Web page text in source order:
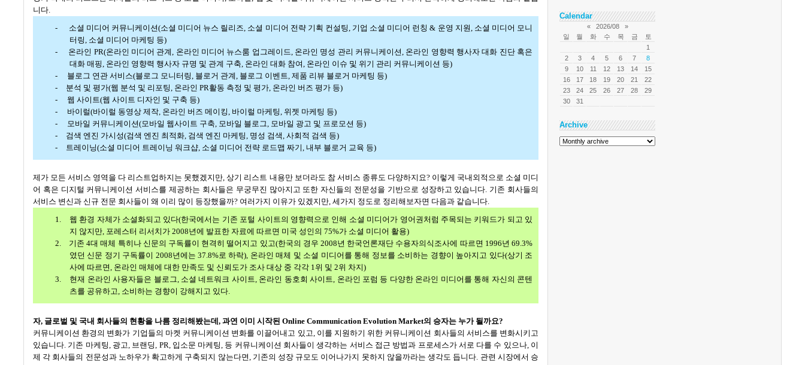
니다.
-
소셜 미디어 커뮤니케이션(소셜 미디어 뉴스 릴리즈, 소셜 미디어 전략 기획 컨설팅, 기업 소셜 미디어 런칭 & 운영 지원, 소셜 미디어 모니
터링, 소셜 미디어 마케팅 등)
-
온라인 PR(온라인 미디어 관계, 온라인 미디어 뉴스룸 업그레이드, 온라인 명성 관리 커뮤니케이션, 온라인 영향력 행사자 대화 진단 혹은
대화 매핑, 온라인 영향력 행사자 규명 및 관계 구축, 온라인 대화 참여, 온라인 이슈 및 위기 관리 커뮤니케이션 등)
-
블로그 연관 서비스(블로그 모니터링, 블로거 관계, 블로그 이벤트, 제품 리뷰 블로거 마케팅 등)
-
분석 및 평가(웹 분석 및 리포팅, 온라인 PR활동 측정 및 평가, 온라인 버즈 평가 등)
-
웹 사이트(웹 사이트 디자인 및 구축 등)
-
바이럴(바이럴 동영상 제작, 온라인 버즈 메이킹, 바이럴 마케팅, 위젯 마케팅 등)
-
모바일 커뮤니케이션(모바일 웹사이트 구축, 모바일 블로그, 모바일 광고 및 프로모션 등)
-
검색 엔진 가시성(검색 엔진 최적화, 검색 엔진 마케팅, 명성 검색, 사회적 검색 등)
-
트레이닝(소셜 미디어 트레이닝 워크샵, 소셜 미디어 전략 로드맵 짜기, 내부 블로거 교육 등)
제가 모든 서비스 영역을 다 리스트업하지는 못했겠지만,상기 리스트 내용만 보더라도 참 서비스 종류도 다양하지요? 이렇게 국내외적으로 소셜 미디
어 혹은 디지털 커뮤니케이션 서비스를 제공하는 회사들은 무궁무진 많아지고 또한 자신들의 전문성을 기반으로 성장하고 있습니다. 기존 회사들의
서비스 변신과 신규 전문 회사들이 왜 이리 많이 등장했을까? 여러가지 이유가 있겠지만, 세가지 정도로 정리해보자면 다음과 같습니다.
1.
웹 환경 자체가 소셜화되고 있다(한국에서는 기존 포털 사이트의 영향력으로 인해 소셜 미디어가 영어권처럼 주목되는 키워드가 되고 있
지 않지만, 포레스터 리서치가2008년에 발표한 자료에 따르면 미국 성인의 75%가 소셜 미디어 활용)
2.
기존 4대 매체 특히나 신문의 구독률이 현격히 떨어지고 있고(한국의 경우 2008년 한국언론재단 수용자의식조사에 따르면 1996년 69.3%
였던 신문 정기 구독률이 2008년에는 37.8%로 하락), 온라인 매체 및 소셜 미디어를 통해 정보를 소비하는 경향이 높아지고 있다(상기 조
사에 따르면, 온라인 매체에 대한 만족도 및 신뢰도가 조사 대상 중 각각1위 및 2위 차지)
3.
현재 온라인 사용자들은 블로그, 소셜 네트워크 사이트, 온라인 동호회 사이트, 온라인 포럼 등 다양한 온라인 미디어를 통해 자신의 콘텐
츠를 공유하고, 소비하는 경향이 강해지고 있다.
자, 글로벌 및 국내 회사들의 현황을 나름 정리해봤는데 , 과연 이미 시작된 Online Communication Evolution Market의 승자는 누가 될까요?
커뮤니케이션 환경의 변화가 기업들의 마켓 커뮤니케이션 변화를 이끌어내고 있고, 이를 지원하기 위한 커뮤니케이션 회사들의 서비스를 변화시키고
있습니다. 기존 마케팅, 광고, 브랜딩, PR, 입소문 마케팅, 등 커뮤니케이션 회사들이 생각하는 서비스 접근 방법과 프로세스가 서로 다를 수 있으나, 이
제 각 회사들의 전문성과 노하우가 확고하게 구축되지 않는다면, 기존의 성장 규모도 이어나가지 못하지 않을까라는 생각도 듭니다. 관련 시장에서 승
Calendar
« 2026/08
»
일
월 화 수 목 금
토
1
2
3 4 5 6 7
8
9
10 11 12 13 14
15
16
17 18 19 20 21
22
23
24 25 26 27 28
29
30
31
Archive